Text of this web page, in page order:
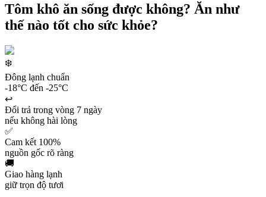
Tôm khô ăn sống được không? Ăn như
thế nào tốt cho sức khỏe?
❄️
Đông lạnh chuẩn
-18°C đến -25°C
↩️
Đổi trả trong vòng 7 ngày
nếu không hài lòng
✅
Cam kết 100%
nguồn gốc rõ ràng
🚚
Giao hàng lạnh
giữ trọn độ tươi